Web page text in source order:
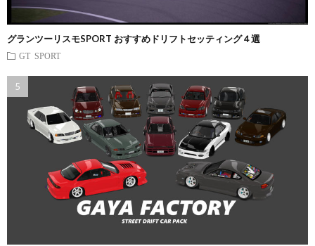
グランツーリスモSPORT おすすめドリフトセッティング４選
GT SPORT